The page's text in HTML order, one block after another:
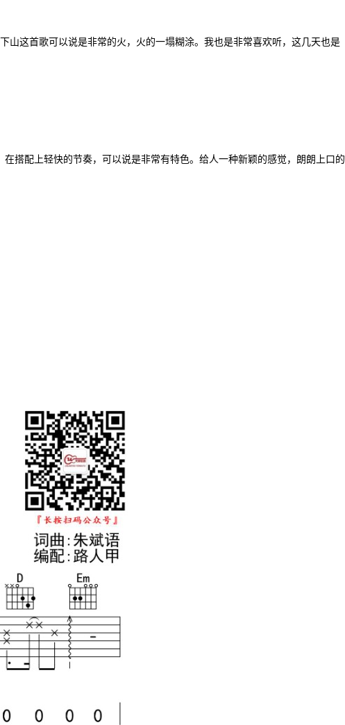
山这首歌可以说是非常的火，火的一塌糊涂。我也是非常喜欢听，这几天也是
搭配上轻快的节奏，可以说是非常有特色。给人一种新颖的感觉，朗朗上口的